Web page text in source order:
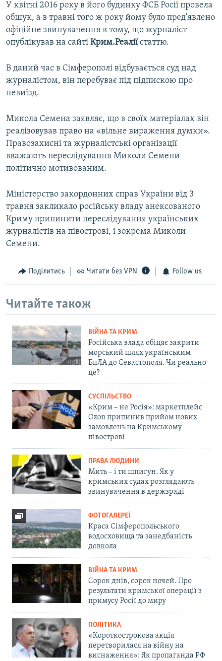
У квітні 2016 року в його будинку ФСБ Росії провела
обшук, а в травні того ж року йому було пред'явлено
офіційне звинувачення в тому, що журналіст
опублікував на сайті Крим.Реаліїстаттю.
В даний час в Сімферополі відбувається суд над
журналістом, він перебуває під підпискою про
невиїзд.
Микола Семена заявляє, що в своїх матеріалах він
реалізовував право на «вільне вираження думки».
Правозахисні та журналістські організації
вважають переслідування Миколи Семени
політично мотивованим.
Міністерство закордонних справ України від 3
травня закликало російську владу анексованого
Криму припинити переслідування українських
журналістів на півострові, і зокрема Миколи
Семени.
Поділитись Читати без VPN Follow us
Читайте також
ВІЙНА ТА КРИМ
Російська влада обіцяє закрити
морський шлях українським
БпЛА до Севастополя. Чи реально
це?
СУСПІЛЬСТВО
«Крим – не Росія»: маркетплейс
Ozon припинив прийом нових
замовлень на Кримському
півострові
ПРАВА ЛЮДИНИ
Мить – і ти шпигун. Як у
кримських судах розглядають
звинувачення в держзраді
ФОТОГАЛЕРЕЇ
Краса Сімферопольського
водосховища та занедбаність
довкола
ВІЙНА ТА КРИМ
Сорок днів, сорок ночей. Про
результати кримської операції з
примусу Росії до миру
ПОЛІТИКА
«Короткострокова акція
перетворилася на війну на
виснаження»: Як пропаганда РФ